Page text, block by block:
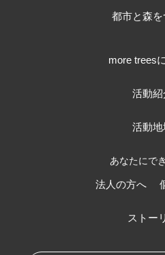
都市と森を
more trees
活動紹
活動地
あなたにで
法人の方へ
ストー